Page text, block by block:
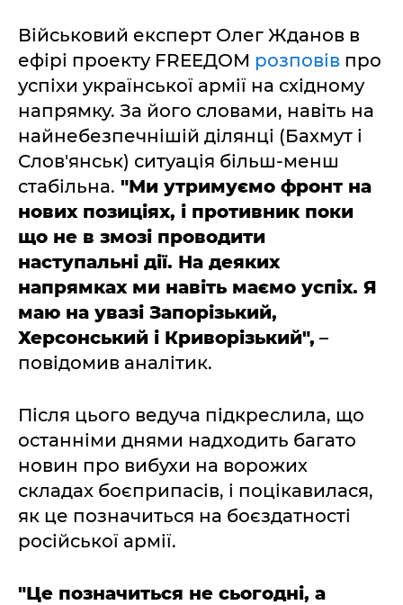
Військовий експерт Олег Жданов в
ефірі проекту FREEДОМ розповів про
успіхи української армії на східному
напрямку. За його словами, навіть на
найнебезпечнішій ділянці (Бахмут і
Слов'янськ) ситуація більш-менш
стабільна. "Ми утримуємо фронт на
нових позиціях, і противник поки
що не в змозі проводити
наступальні дії. На деяких
напрямках ми навіть маємо успіх. Я
маю на увазі Запорізький,
Херсонський і Криворізький", –
повідомив аналітик.
Після цього ведуча підкреслила, що
останніми днями надходить багато
новин про вибухи на ворожих
складах боєприпасів, і поцікавилася,
як це позначиться на боєздатності
російської армії.
"Це позначиться не сьогодні, а